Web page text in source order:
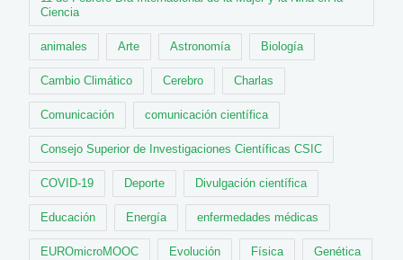
Ciencia
animales Arte Astronomía Biología
Cambio Climático Cerebro Charlas
Comunicación comunicación científica
Consejo Superior de Investigaciones Científicas CSIC
COVID-19 Deporte Divulgación científica
Educación Energía enfermedades médicas
EUROmicroMOOC Evolución Física Genética